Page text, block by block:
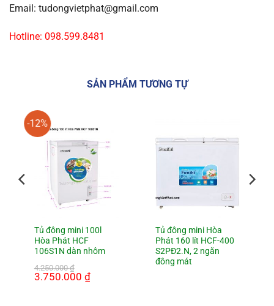
Email: tudongvietphat@gmail.com
Hotline: 098.599.8481
SẢN PHẨM TƯƠNG TỰ
-12%
Tủ đông mini 100l
Hòa Phát HCF
106S1N dàn nhôm
4.250.000₫
Giá
gốc
3.750.000 ₫Giá
hiện
Tủ đông mini Hòa
Phát 160 lít HCF-400
S2PĐ2.N, 2 ngăn
đông mát